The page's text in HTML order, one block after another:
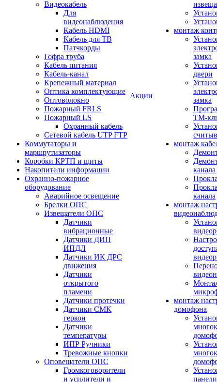
Видеокабель
Для
видеонаблюдения
Кабель HDMI
Кабель для ТВ
Патчкорды
Гофра труба
Кабель питания
Кабель-канал
Крепежный материал
Оптика комплектующие
Оптоволокно
Пожарный FRLS
Пожарный LS
Охранный кабель
Сетевой кабель UTP FTP
Коммутаторы и
маршрутизаторы
Коробки КРТП и щиты
Накопители информации
Охранно-пожарное
оборудование
Аварийное освещение
Брелки ОПС
Извещатели ОПС
Датчики
вибрационные
Датчики ДИП
ИПДЛ
Датчики ИК ДРС
движения
Датчики
открытого
пламени
Датчики протечки
Датчики СМК
геркон
Датчики
температуры
ИПР Ручники
Тревожные кнопки
Оповещатели ОПС
Громкоговорители
и усилители и
Акции
монтаж
замка
двери
замка
ТМ-
монтаж
канала
канала
монтаж
монтаж
домофона
панели